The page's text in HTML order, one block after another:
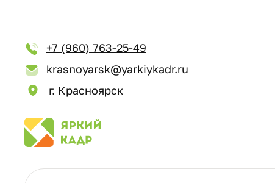
+7 (960) 763-25-49
krasnoyarsk@yarkiykadr.ru
г. Красноярск